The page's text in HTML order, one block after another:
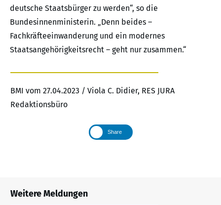
deutsche Staatsbürger zu werden“, so die
Bundesinnenministerin. „Denn beides –
Fachkräfteeinwanderung und ein modernes
Staatsangehörigkeitsrecht – geht nur zusammen.“
BMI vom 27.04.2023 / Viola C. Didier, RES JURA
Redaktionsbüro
Share
Weitere Meldungen